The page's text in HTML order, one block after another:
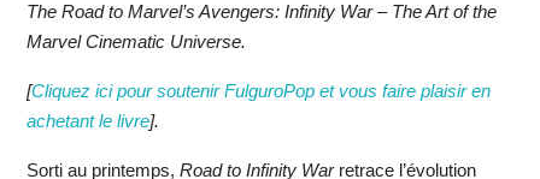
The Road to Marvel’s Avengers: Infinity War – The Art of the
Marvel Cinematic Universe.
[Cliquez ici pour soutenir FulguroPop et vous faire plaisir en
achetant le livre].
Sorti au printemps, Road to Infinity Warretrace l’évolution